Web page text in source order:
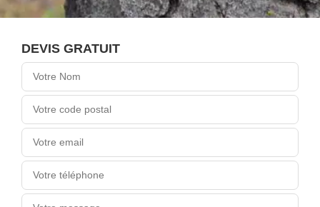
DEVIS GRATUIT